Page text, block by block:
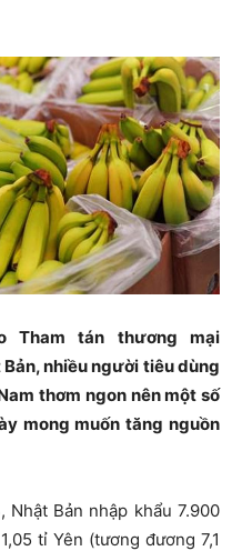
Tham tán thương mại
nhiều người tiêu dùng
thơm ngon nên một số
mong muốn tăng nguồn
Bản nhập khẩu 7.900
tỉ Yên (tương đương 7,1